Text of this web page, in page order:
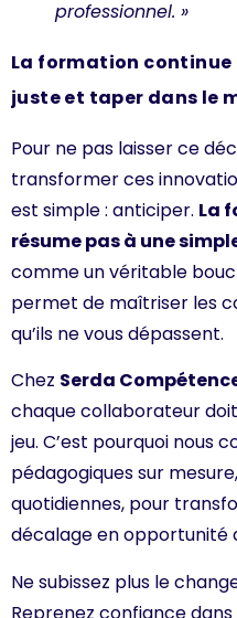
professionnel. »
La formation continue
juste et taper dans le
Pour ne pas laisser ce
transformer ces
est simple : anticiper. La
résume pas à une
comme un véritable
permet de maîtriser les
qu’ils ne vous dépassent.
Chez Serda
chaque collaborateur
jeu. C’est pourquoi nous
pédagogiques sur
quotidiennes, pour
décalage en opportunité
Ne subissez plus le
Reprenez confiance